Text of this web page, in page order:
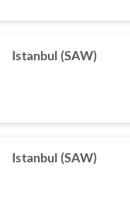
Istanbul (SAW)
Istanbul (SAW)